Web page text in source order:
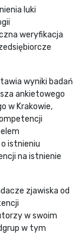
luki
weryfikacja
wyniki badań
ankietowego
w Krakowie,
istnieniu
na istnienie
zjawiska od
w swoim
w tym